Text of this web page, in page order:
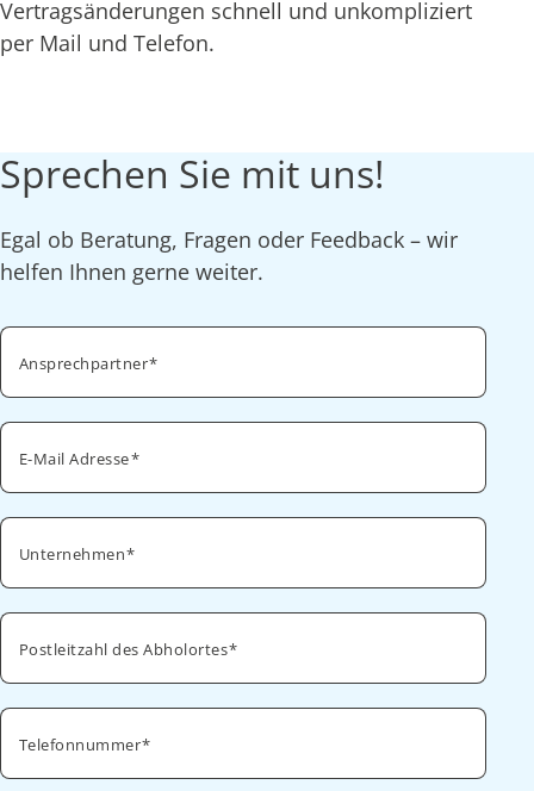
Vertragsänderungen schnell und unkompliziert
per Mail und Telefon.
Sprechen Sie mit uns!
Egal ob Beratung, Fragen oder Feedback – wir
helfen Ihnen gerne weiter.
Ansprechpartner
E-Mail Adresse
Unternehmen
Postleitzahl des Abholortes
Telefonnummer